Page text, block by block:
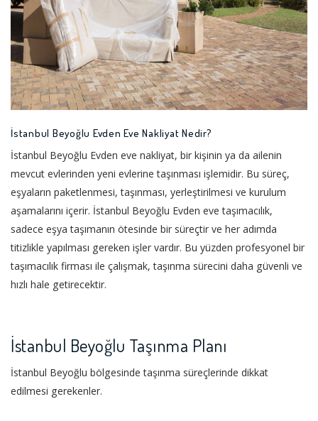
İstanbul Beyoğlu Evden Eve Nakliyat Nedir?
İstanbul Beyoğlu Evden eve nakliyat, bir kişinin ya da ailenin
mevcut evlerinden yeni evlerine taşınması işlemidir. Bu süreç,
eşyaların paketlenmesi, taşınması, yerleştirilmesi ve kurulum
aşamalarını içerir. İstanbul Beyoğlu Evden eve taşımacılık,
sadece eşya taşımanın ötesinde bir süreçtir ve her adımda
titizlikle yapılması gereken işler vardır. Bu yüzden profesyonel bir
taşımacılık firması ile çalışmak, taşınma sürecini daha güvenli ve
hızlı hale getirecektir.
İstanbul Beyoğlu Taşınma Planı
İstanbul Beyoğlu bölgesinde taşınma süreçlerinde dikkat
edilmesi gerekenler.